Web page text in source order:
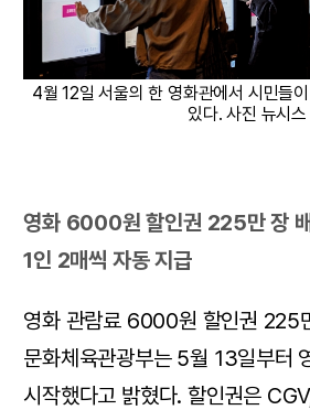
4월 12일 서울의 한 영화관에서 시민들
있다. 사진 뉴시스
영화 6000원 할인권 225만 장
1인 2매씩 자동 지급
영화 관람료 6000원 할인권 225
문화체육관광부는 5월 13일부터
시작했다고 밝혔다. 할인권은